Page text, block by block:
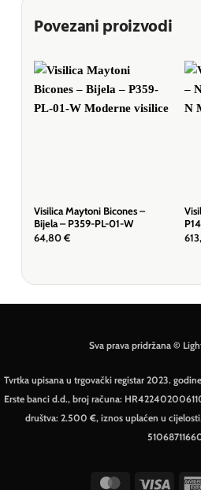
Povezani proizvodi
Visilica Maytoni Bicones –
Bijela – P359-PL-01-W
64,80 €
Sva prava pridržana ©
Tvrtka upisana u trgovački registar 2023.
Erste banci d.d., broj računa:
društva: 2.500 €, iznos uplaćen u
MasterCardVisa